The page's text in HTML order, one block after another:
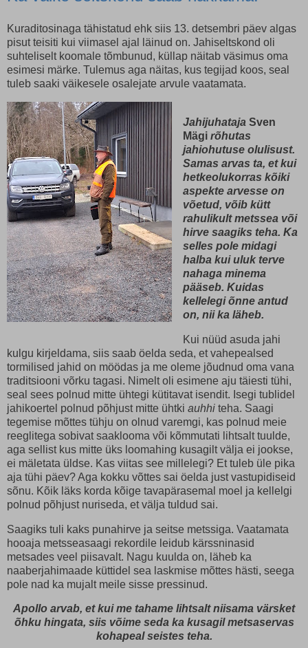
Kuraditosinaga tähistatud ehk siis 13. detsembri päev algas
pisut teisiti kui viimasel ajal läinud on. Jahiseltskond oli
suhteliselt koomale tõmbunud, küllap näitab väsimus oma
esimesi märke. Tulemus aga näitas, kus tegijad koos, seal
tuleb saaki väikesele osalejate arvule vaatamata.
Jahijuhataja Sven
Mägi rõhutas
jahiohutuse olulisust.
Samas arvas ta, et kui
hetkeolukorras kõiki
aspekte arvesse on
võetud, võib kütt
rahulikult metssea või
hirve saagiks teha. Ka
selles pole midagi
halba kui uluk terve
nahaga minema
pääseb. Kuidas
kellelegi õnne antud
on, nii ka läheb.
Kui nüüd asuda jahi
kulgu kirjeldama, siis saab öelda seda, et vahepealsed
tormilised jahid on möödas ja me oleme jõudnud oma vana
traditsiooni võrku tagasi. Nimelt oli esimene aju täiesti tühi,
seal sees polnud mitte ühtegi kütitavat isendit. Isegi tublidel
jahikoertel polnud põhjust mitte ühtki auhhi teha. Saagi
tegemise mõttes tühju on olnud varemgi, kas polnud meie
reeglitega sobivat saaklooma või kõmmutati lihtsalt tuulde,
aga sellist kus mitte üks loomahing kusagilt välja ei jookse,
ei mäletata üldse. Kas viitas see millelegi? Et tuleb üle pika
aja tühi päev? Aga kokku võttes sai öelda just vastupidiseid
sõnu. Kõik läks korda kõige tavapärasemal moel ja kellelgi
polnud põhjust nuriseda, et välja tuldud sai.
Saagiks tuli kaks punahirve ja seitse metssiga. Vaatamata
hooaja metsseasaagi rekordile leidub kärssninasid
metsades veel piisavalt. Nagu kuulda on, läheb ka
naaberjahimaade küttidel sea laskmise mõttes hästi, seega
pole nad ka mujalt meile sisse pressinud.
Apollo arvab, et kui me tahame lihtsalt niisama värsket
õhku hingata, siis võime seda ka kusagil metsaservas
kohapeal seistes teha.